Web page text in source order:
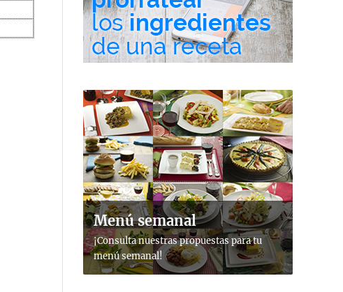
Menú semanal
¡Consulta nuestras propuestas para tu
menú semanal!